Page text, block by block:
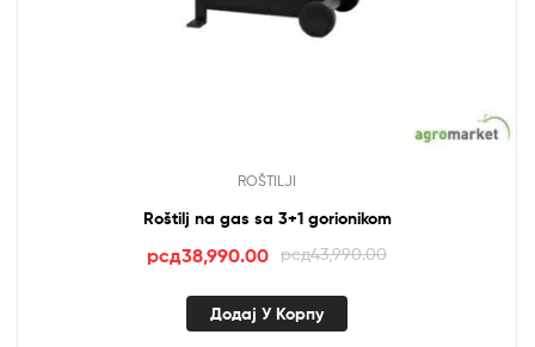
ROŠTILJI
Roštilj na gas sa 3+1 gorionikom
рсд43,990.00
Оригинална
је
рсд38,990.00Тренутна
је:
Додај У Корпу